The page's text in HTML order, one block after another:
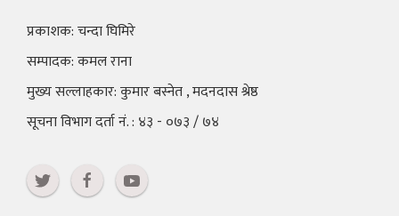
प्रकाशक: चन्दा घिमिरे
सम्पादक: कमल राना
मुख्य सल्लाहकार: कुमार बस्नेत , मदनदास श्रेष्ठ
सूचना विभाग दर्ता नं. : ४३ - ०७३ / ७४